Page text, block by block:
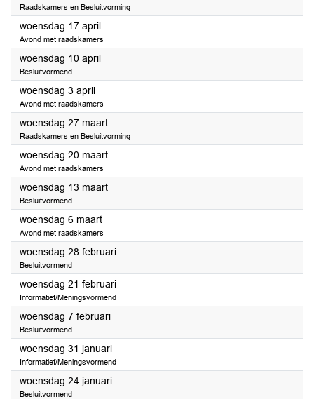
Raadskamers en Besluitvorming
woensdag 17 april2024
Avond met raadskamers
woensdag 10 april2024
Besluitvormend
woensdag 3 april2024
Avond met raadskamers
woensdag 27 maart2024
Raadskamers en Besluitvorming
woensdag 20 maart2024
Avond met raadskamers
woensdag 13 maart2024
Besluitvormend
woensdag 6 maart2024
Avond met raadskamers
woensdag 28 februari2024
Besluitvormend
woensdag 21 februari2024
Informatief/Meningsvormend
woensdag 7 februari2024
Besluitvormend
woensdag 31 januari2024
Informatief/Meningsvormend
woensdag 24 januari2024
Besluitvormend